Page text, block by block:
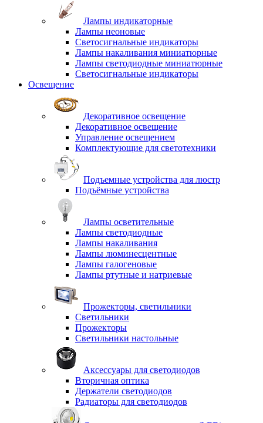
Лампы индикаторные
Лампы неоновые
Светосигнальные индикаторы
Лампы накаливания миниатюрные
Лампы светодиодные миниатюрные
Светосигнальные индикаторы
Освещение
Декоративное освещение
Декоративное освещение
Управление освещением
Комплектующие для светотехники
Подъемные устройства для люстр
Подъёмные устройства
Лампы осветительные
Лампы светодиодные
Лампы накаливания
Лампы люминесцентные
Лампы галогеновые
Лампы ртутные и натриевые
Прожекторы, светильники
Светильники
Прожекторы
Светильники настольные
Аксессуары для светодиодов
Вторичная оптика
Держатели светодиодов
Радиаторы для светодиодов